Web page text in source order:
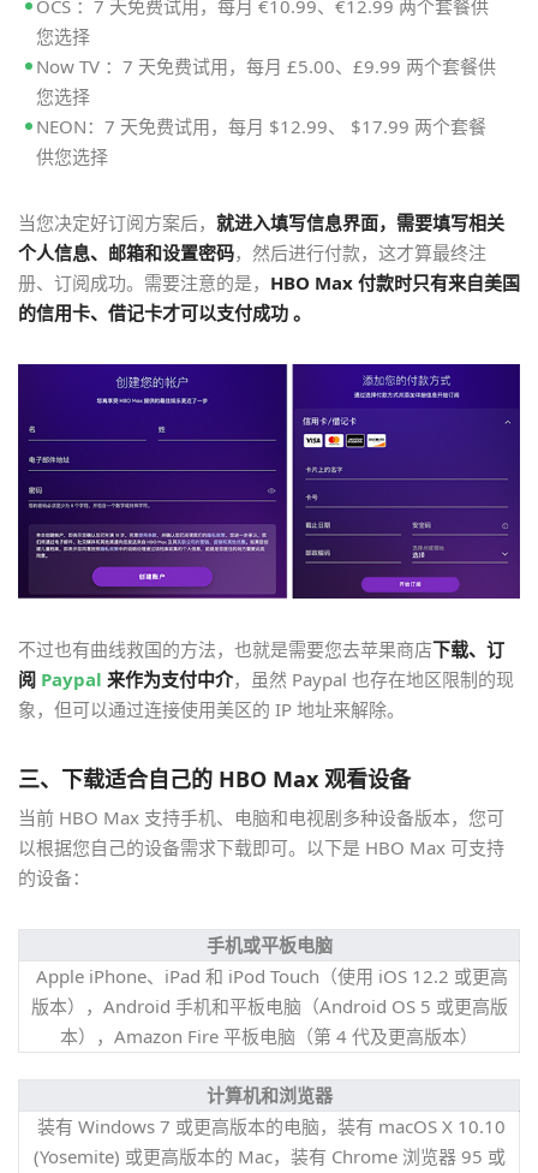
OCS ：7 天免费试用，每月 €10.99、€12.99 两个套餐供
您选择
Now TV ：7 天免费试用，每月 £5.00、£9.99 两个套餐供
您选择
NEON：7 天免费试用，每月 $12.99、 $17.99 两个套餐
供您选择
当您决定好订阅方案后， 就进入填写信息界面，需要填写相关
个人信息、邮箱和设置密码，然后进行付款，这才算最终注
册、订阅成功。需要注意的是， HBO Max 付款时只有来自美国
的信用卡、借记卡才可以支付成功 。
不过也有曲线救国的方法，也就是需要您去苹果商店下载、订
阅 Paypal 来作为支付中介，虽然 Paypal 也存在地区限制的现
象，但可以通过连接使用美区的 IP 地址来解除。
三、下载适合自己的 HBO Max 观看设备
当前 HBO Max 支持手机、电脑和电视剧多种设备版本，您可
以根据您自己的设备需求下载即可。以下是 HBO Max 可支持
的设备：
手机或平板电脑
Apple iPhone、iPad 和 iPod Touch（使用 iOS 12.2 或更高
版本），Android 手机和平板电脑（Android OS 5 或更高版
本），Amazon Fire 平板电脑（第 4 代及更高版本）
计算机和浏览器
装有 Windows 7 或更高版本的电脑，装有 macOS X 10.10
(Yosemite) 或更高版本的 Mac，装有 Chrome 浏览器 95 或